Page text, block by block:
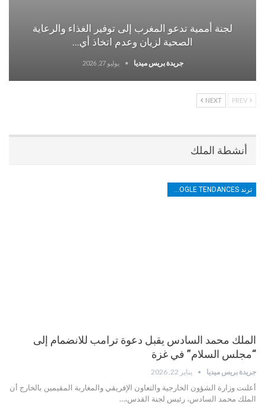
لجنة أممية تدعو المغرب إلى توفير الغذاء والرعاية
الصحية لزيان وعدم اتخاذ أي…
جريدة بريس ميديا يوليو 27, 2026
NEXT
أنشطة الملك
الملك محمد السادس يقبل دعوة ترامب للانضمام إلى
“مجلس السلام” في غزة
جريدة بريس ميديا يناير 22, 2026
أعلنت وزارة الشؤون الخارجية والتعاون الإفريقي والمغاربة المقيمين بالخارج أن
الملك محمد السادس، رئيس لجنة القدس،…